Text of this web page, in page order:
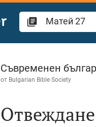
Матей 27
Съвременен
от Bulgarian Bible Society